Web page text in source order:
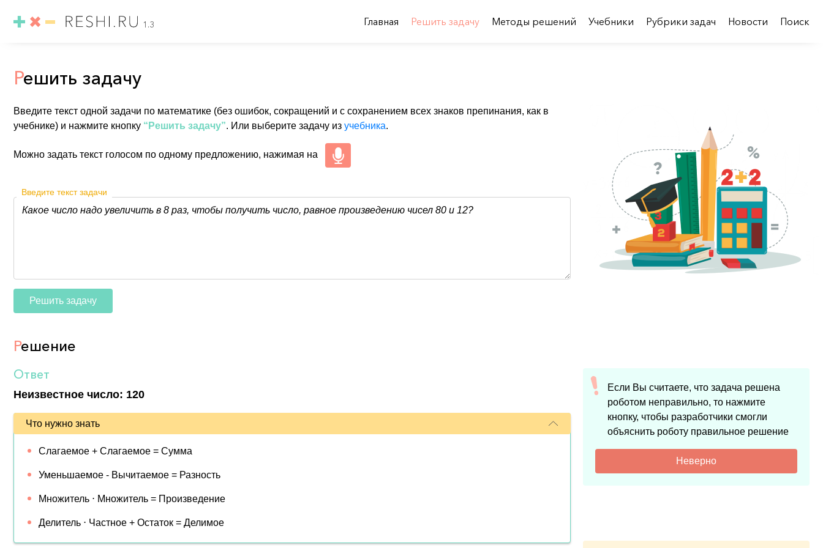
1.3 Главная Решить задачу Методы решений Учебники Рубрики задач Новости Поиск
Решить задачу
Введите текст одной задачи по математике (без ошибок, сокращений и с сохранением всех знаков препинания, как в
учебнике) и нажмите кнопку “Решить задачу”. Или выберите задачу из учебника.
Можно задать текст голосом по одному предложению, нажимая на
Введите текст задачи
Решить задачу
Решение
Ответ
Неизвестное число: 120
Что нужно знать
Слагаемое + Слагаемое = Сумма
Уменьшаемое - Вычитаемое = Разность
Множитель ⋅ Множитель = Произведение
Делитель ⋅ Частное + Остаток = Делимое
Если Вы считаете, что задача решена
роботом неправильно, то нажмите
кнопку, чтобы разработчики смогли
объяснить роботу правильное решение
Неверно